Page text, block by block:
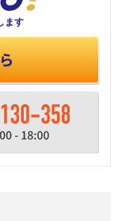
ます